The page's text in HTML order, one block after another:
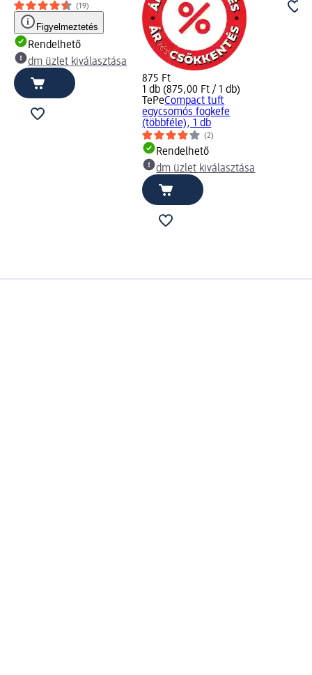
(19)
Figyelmeztetés
Rendelhető
dm üzlet kiválasztása
875 Ft
1 db (875,00 Ft / 1 db)
TePeCompact tuft
egycsomós fogkefe
(többféle), 1 db
(2)
Rendelhető
dm üzlet kiválasztása